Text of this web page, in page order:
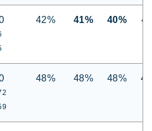
42% 41% 40%
48% 48% 48%